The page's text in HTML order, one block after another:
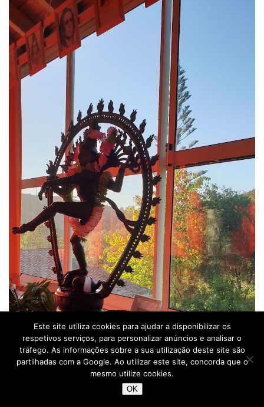
Este site utiliza cookies para ajudar a disponibilizar os
respetivos serviços, para personalizar anúncios e analisar o
tráfego. As informações sobre a sua utilização deste site são
partilhadas com a Google. Ao utilizar este site, concorda que o
mesmo utilize cookies.
OK